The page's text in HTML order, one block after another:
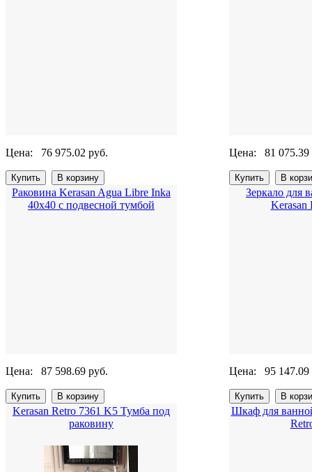
Цена: 76 975.02 руб. Цена: 81 075.39
Раковина Kerasan Agua Libre Inka
40x40 с подвесной тумбой
Цена: 87 598.69 руб.
Зеркало для
Kerasan
Цена: 95 147.09
Kerasan Retro 7361 K5 Тумба под
раковину
Шкаф для